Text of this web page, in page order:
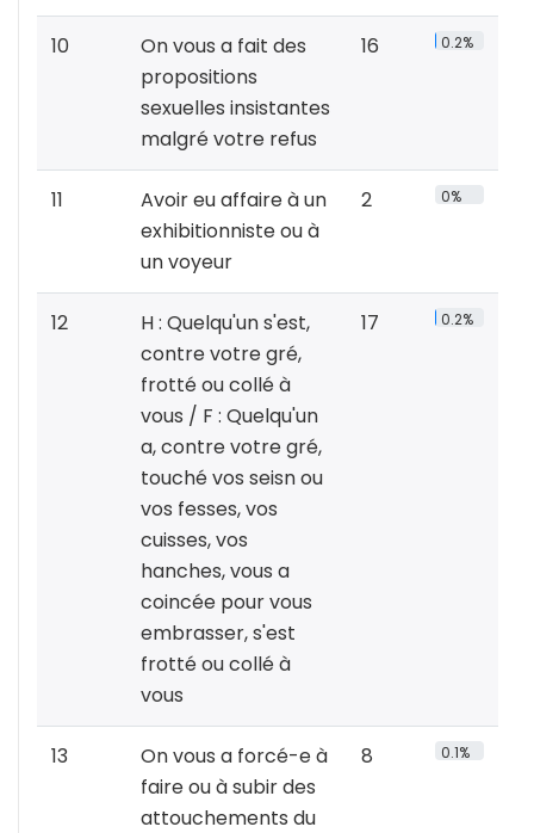
10
On vous a fait des
propositions
sexuelles insistantes
malgré votre refus
16 0.2%
11
Avoir eu affaire à un
exhibitionniste ou à
un voyeur
2 0%
12
H : Quelqu'un s'est,
contre votre gré,
frotté ou collé à
vous / F : Quelqu'un
a, contre votre gré,
touché vos seisn ou
vos fesses, vos
cuisses, vos
hanches, vous a
coincée pour vous
embrasser, s'est
frotté ou collé à
vous
17 0.2%
13
On vous a forcé-e à
faire ou à subir des
attouchements du
8 0.1%